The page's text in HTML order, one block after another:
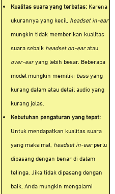
Kualitas suara yang terbatas: Karena
ukurannya yang kecil, headset in-ear
mungkin tidak memberikan kualitas
suara sebaik headset on-earatau
over-earyang lebih besar. Beberapa
model mungkin memiliki bassyang
kurang dalam atau detail audio yang
kurang jelas.
Kebutuhan pengaturan yang tepat:
Untuk mendapatkan kualitas suara
yang maksimal, headset in-earperlu
dipasang dengan benar di dalam
telinga. Jika tidak dipasang dengan
baik, Anda mungkin mengalami